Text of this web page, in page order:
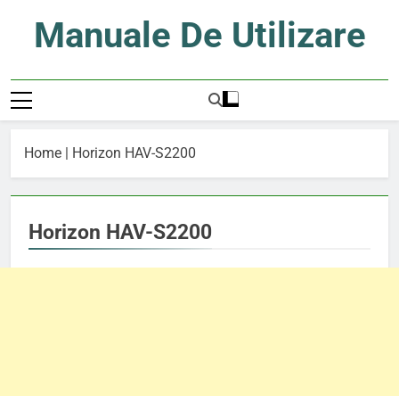
contentManuale De Utilizare
Home | Horizon HAV-S2200
Horizon HAV-S2200